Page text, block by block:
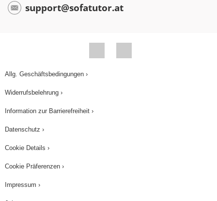
support@sofatutor.at
Allg. Geschäftsbedingungen ›
Widerrufsbelehrung ›
Information zur Barrierefreiheit ›
Datenschutz ›
Cookie Details ›
Cookie Präferenzen ›
Impressum ›